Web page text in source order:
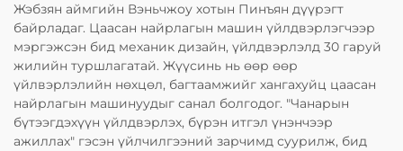
Жэбзян аймгийн Вэньчжоу хотын Пинъян дүүрэгт
байрладаг. Цаасан найрлагын машин үйлдвэрлэгчээр
мэргэжсэн бид механик дизайн, үйлдвэрлэлд 30 гаруй
жилийн туршлагатай. Жүүсинь нь өөр өөр
үйлвэрлэлийн нөхцөл, багтаамжийг хангахуйц цаасан
найрлагын машинуудыг санал болгодог. "Чанарын
бүтээгдэхүүн үйлдвэрлэх, бүрэн итгэл үнэнчээр
ажиллах" гэсэн үйлчилгээний зарчимд суурилж, бид